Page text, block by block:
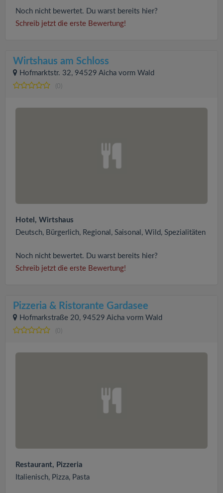
Noch nicht bewertet. Du warst bereits hier?
Schreib jetzt die erste Bewertung!
Wirtshaus am Schloss
Hofmarktstr. 32, 94529 Aicha vorm Wald
(0)
Hotel, Wirtshaus
Deutsch, Bürgerlich, Regional, Saisonal, Wild, Spezialitäten
Noch nicht bewertet. Du warst bereits hier?
Schreib jetzt die erste Bewertung!
Pizzeria & Ristorante Gardasee
Hofmarkstraße 20, 94529 Aicha vorm Wald
(0)
Restaurant, Pizzeria
Italienisch, Pizza, Pasta